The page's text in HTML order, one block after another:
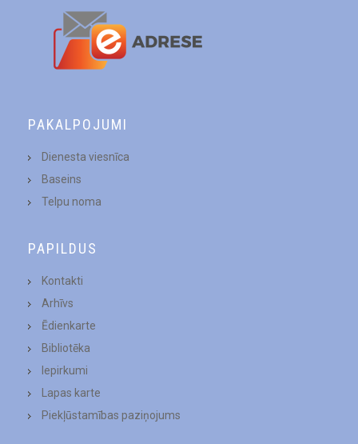
PAKALPOJUMI
Dienesta viesnīca
Baseins
Telpu noma
PAPILDUS
Kontakti
Arhīvs
Ēdienkarte
Bibliotēka
Iepirkumi
Lapas karte
Piekļūstamības paziņojums